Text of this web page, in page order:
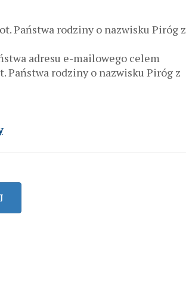
Państwa rodziny o nazwisku Piróg z
adresu e-mailowego celem
Państwa rodziny o nazwisku Piróg z